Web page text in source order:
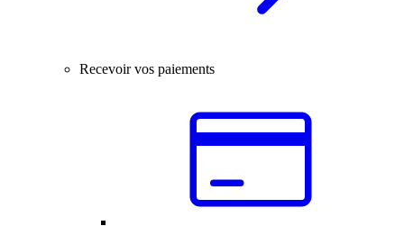
Recevoir vos paiements